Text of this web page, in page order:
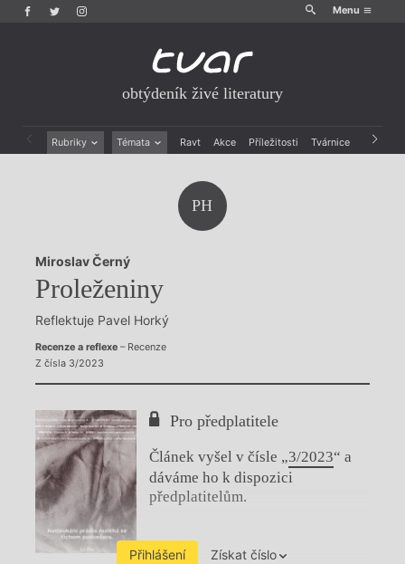
Menu
obtýdeník živé literatury
Rubriky Témata Ravt Akce Příležitosti Tvárnice Archiv
Rozhovory
Dokument
Výroční ceny
PH
Miroslav Černý
Proleženiny
Reflektuje Pavel Horký
Recenze a reflexe– Recenze
Z čísla 3/2023
Pro předplatitele
Článek vyšel v čísle „3/2023“ a
dáváme ho k dispozici
předplatitelům.
Přihlášení Získat číslo